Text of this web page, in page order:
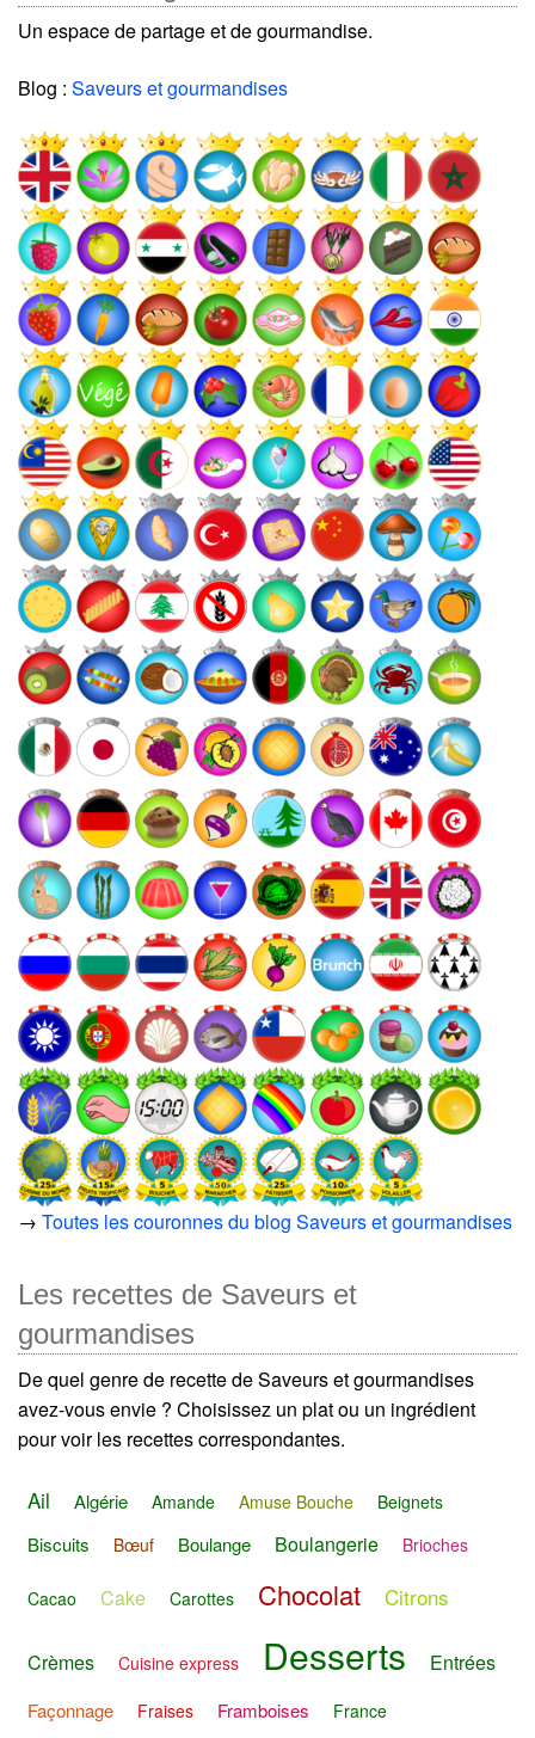
Un espace de partage et de gourmandise.
Blog : Saveurs et gourmandises
→ Toutes les couronnes du blog Saveurs et gourmandises
Les recettes de Saveurs et
gourmandises
De quel genre de recette de Saveurs et gourmandises
avez-vous envie ? Choisissez un plat ou un ingrédient
pour voir les recettes correspondantes.
Ail Algérie Amande Amuse Bouche Beignets
Biscuits Bœuf Boulange Boulangerie Brioches
Cacao Cake Carottes Chocolat Citrons
Crèmes Cuisine express Desserts Entrées
Façonnage Fraises Framboises France